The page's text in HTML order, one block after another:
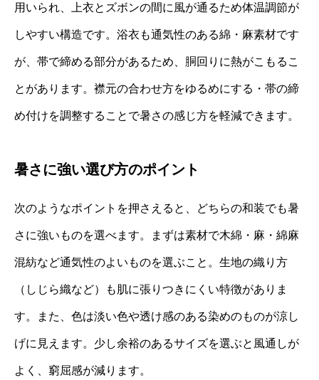
用いられ、上衣とズボンの間に風が通るため体温調節が
しやすい構造です。浴衣も通気性のある綿・麻素材です
が、帯で締める部分があるため、胴回りに熱がこもるこ
とがあります。襟元の合わせ方をゆるめにする・帯の締
め付けを調整することで暑さの感じ方を軽減できます。
暑さに強い選び方のポイント
次のようなポイントを押さえると、どちらの和装でも暑
さに強いものを選べます。まずは素材で木綿・麻・綿麻
混紡など通気性のよいものを選ぶこと。生地の織り方
（しじら織など）も肌に張りつきにくい特徴がありま
す。また、色は淡い色や透け感のある染めのものが涼し
げに見えます。少し余裕のあるサイズを選ぶと風通しが
よく、窮屈感が減ります。